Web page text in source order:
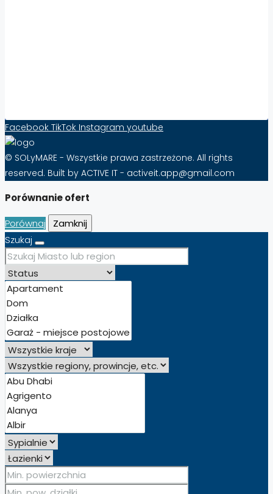
Facebook TikTok Instagram youtube
© SOLyMARE - Wszystkie prawa zastrzeżone. All rights
reserved. Built by ACTIVE IT - activeit.app@gmail.com
Porównanie ofert
Porównaj
Zamknij
Szukaj